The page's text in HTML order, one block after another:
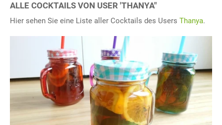
ALLE COCKTAILS VON USER 'THANYA"
Hier sehen Sie eine Liste aller Cocktails des Users Thanya.